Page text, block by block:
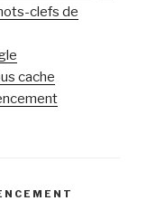
clefs de
cache